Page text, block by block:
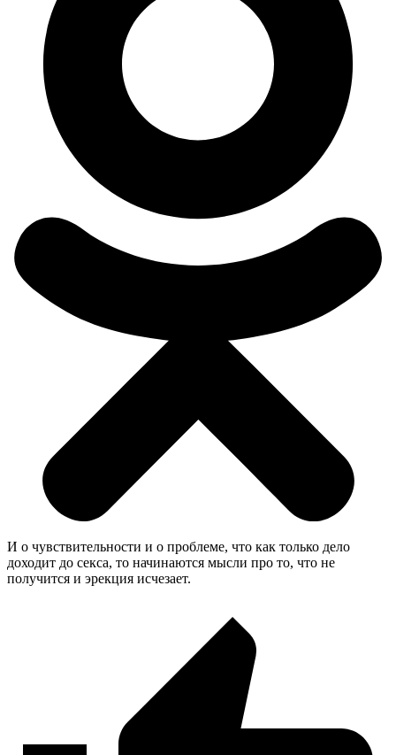
И о чувствительности и о проблеме, что как только дело
доходит до секса, то начинаются мысли про то, что не
получится и эрекция исчезает.